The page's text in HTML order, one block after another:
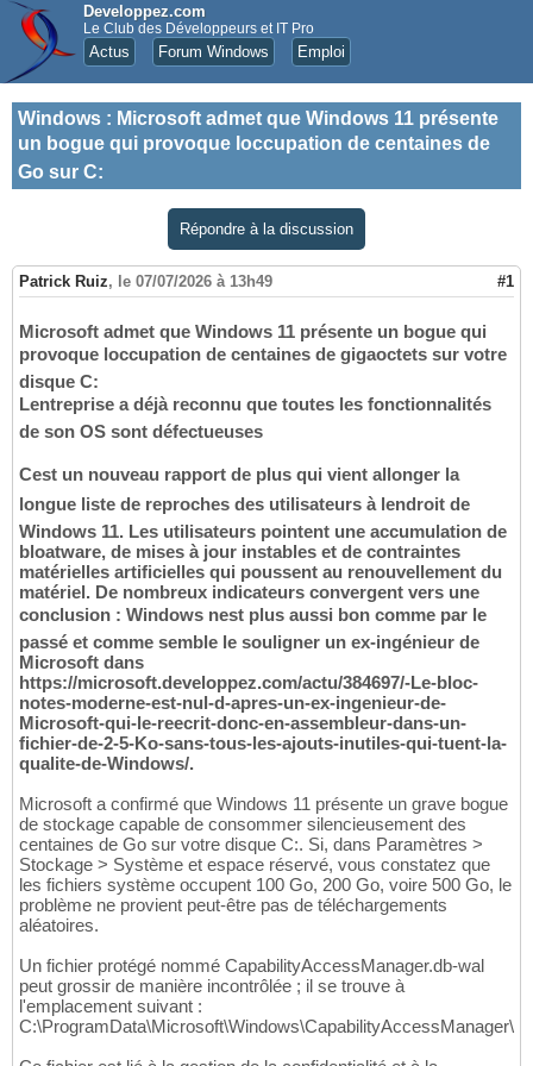
Developpez.com
Le Club des Développeurs et IT Pro
Actus Forum Windows Emploi
Windows : Microsoft admet que Windows 11 présente
un bogue qui provoque loccupation de centaines de
Go sur C:
Répondre à la discussion
Patrick Ruiz, le 07/07/2026 à 13h49 #1
Microsoft admet que Windows 11 présente un bogue qui
provoque loccupation de centaines de gigaoctets sur votre
disque C:
Lentreprise a déjà reconnu que toutes les fonctionnalités
de son OS sont défectueuses
Cest un nouveau rapport de plus qui vient allonger la
longue liste de reproches des utilisateurs à lendroit de
Windows 11. Les utilisateurs pointent une accumulation de
bloatware, de mises à jour instables et de contraintes
matérielles artificielles qui poussent au renouvellement du
matériel. De nombreux indicateurs convergent vers une
conclusion : Windows nest plus aussi bon comme par le
passé et comme semble le souligner un ex-ingénieur de
Microsoft dans
https://microsoft.developpez.com/actu/384697/-Le-bloc-
notes-moderne-est-nul-d-apres-un-ex-ingenieur-de-
Microsoft-qui-le-reecrit-donc-en-assembleur-dans-un-
fichier-de-2-5-Ko-sans-tous-les-ajouts-inutiles-qui-tuent-la-
qualite-de-Windows/.
Microsoft a confirmé que Windows 11 présente un grave bogue
de stockage capable de consommer silencieusement des
centaines de Go sur votre disque C:. Si, dans Paramètres >
Stockage > Système et espace réservé, vous constatez que
les fichiers système occupent 100 Go, 200 Go, voire 500 Go, le
problème ne provient peut-être pas de téléchargements
aléatoires.
Un fichier protégé nommé CapabilityAccessManager.db-wal
peut grossir de manière incontrôlée ; il se trouve à
l'emplacement suivant :
C:\ProgramData\Microsoft\Windows\CapabilityAccessManager\